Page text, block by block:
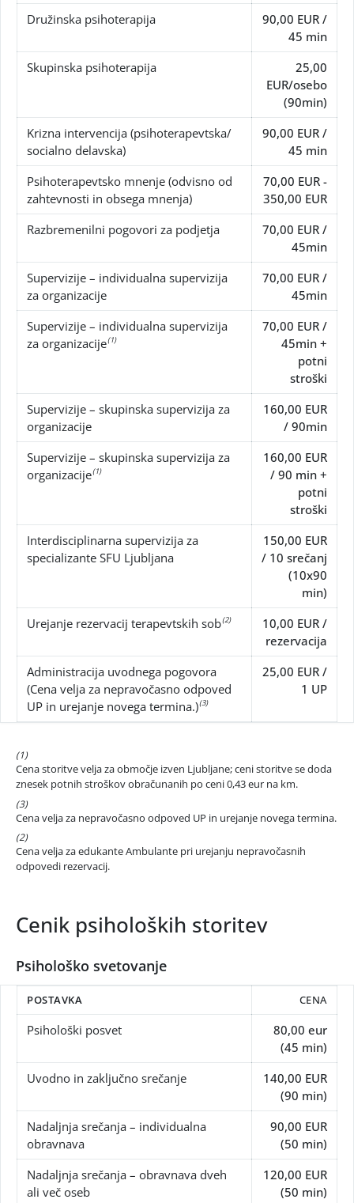
Družinska psihoterapija
90,00 EUR /
45 min
Skupinska psihoterapija
25,00
EUR/osebo
(90min)
Krizna intervencija (psihoterapevtska/
socialno delavska)
90,00 EUR /
45 min
Psihoterapevtsko mnenje (odvisno od
zahtevnosti in obsega mnenja)
70,00 EUR -
350,00 EUR
Razbremenilni pogovori za podjetja
70,00 EUR /
45min
Supervizije – individualna supervizija
za organizacije
70,00 EUR /
45min
Supervizije – individualna supervizija
za organizacije(1)
70,00 EUR /
45min +
potni
stroški
Supervizije – skupinska supervizija za
organizacije
160,00 EUR
/ 90min
Supervizije – skupinska supervizija za
organizacije(1)
160,00 EUR
/ 90 min +
potni
stroški
Interdisciplinarna supervizija za
specializante SFU Ljubljana
150,00 EUR
/ 10 srečanj
(10x90
min)
Urejanje rezervacij terapevtskih sob(2)
10,00 EUR /
rezervacija
Administracija uvodnega pogovora
(Cena velja za nepravočasno odpoved
UP in urejanje novega termina.)(3)
25,00 EUR /
1 UP
(1)
Cena storitve velja za območje izven Ljubljane; ceni storitve se doda
znesek potnih stroškov obračunanih po ceni 0,43 eur na km.
(3)
Cena velja za nepravočasno odpoved UP in urejanje novega termina.
(2)
Cena velja za edukante Ambulante pri urejanju nepravočasnih
odpovedi rezervacij.
Cenik psiholoških storitev
Psihološko svetovanje
POSTAVKA CENA
Psihološki posvet
80,00 eur
(45 min)
Uvodno in zaključno srečanje
140,00 EUR
(90 min)
Nadaljnja srečanja – individualna
obravnava
90,00 EUR
(50 min)
Nadaljnja srečanja – obravnava dveh
ali več oseb
120,00 EUR
(50 min)